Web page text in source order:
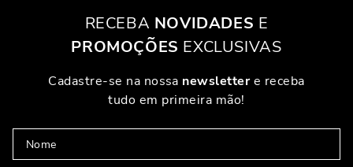
RECEBA NOVIDADES E
PROMOÇÕES EXCLUSIVAS
Cadastre-se na nossa newslettere receba
tudo em primeira mão!